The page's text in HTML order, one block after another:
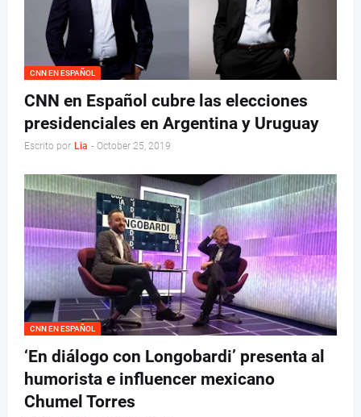
CNN EN ESPAÑOL
CNN en Español cubre las elecciones
presidenciales en Argentina y Uruguay
Escrito por Lia - October 25, 2019
CNN EN ESPAÑOL
‘En diálogo con Longobardi’ presenta al
humorista e influencer mexicano
Chumel Torres